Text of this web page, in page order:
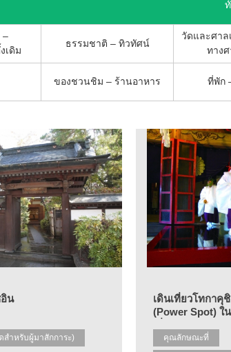
–
เดิม
ธรรมชาติ – ทิวทัศน์
วัดและศาล
ทาง
ของชวนชิม – ร้านอาหาร ที่พัก
น
ำหรับผู้มาสักการะ)
เดินเที่ยวโทกาคุ
(Power Spot) ใ
คุณลักษณะที่